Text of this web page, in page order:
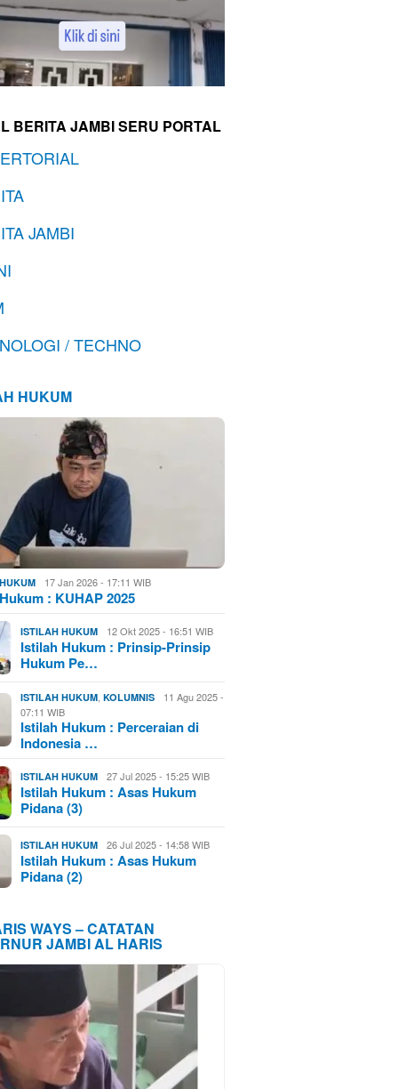
BERITA JAMBI SERU PORTAL
JAMBI
/ TECHNO
HUKUM
17 Jan 2026 - 17:11 WIB
: KUHAP 2025
ISTILAH HUKUM 12 Okt 2025 - 16:51 WIB
Istilah Hukum : Prinsip-Prinsip
Hukum Pe…
ISTILAH HUKUM ,KOLUMNIS
11 Agu 2025 -
07:11 WIB
Istilah Hukum : Perceraian di
Indonesia …
ISTILAH HUKUM 27 Jul 2025 - 15:25 WIB
Istilah Hukum : Asas Hukum
Pidana (3)
ISTILAH HUKUM 26 Jul 2025 - 14:58 WIB
Istilah Hukum : Asas Hukum
Pidana (2)
WAYS – CATATAN
JAMBI AL HARIS